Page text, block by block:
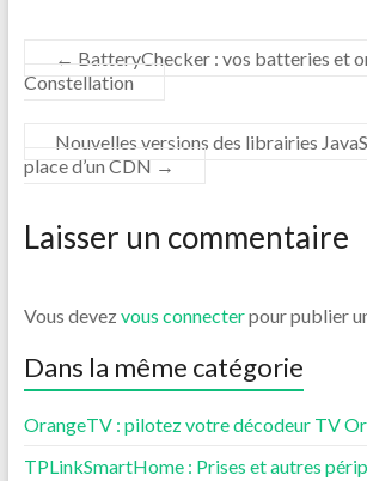
← BatteryChecker : vos batteries et
Constellation
Nouvelles versions des librairies
place d’un CDN →
Laisser un commentaire
Vous devezvous connecterpour publier
Dans la même catégorie
OrangeTV : pilotez votre décodeur TV
TPLinkSmartHome : Prises et autres